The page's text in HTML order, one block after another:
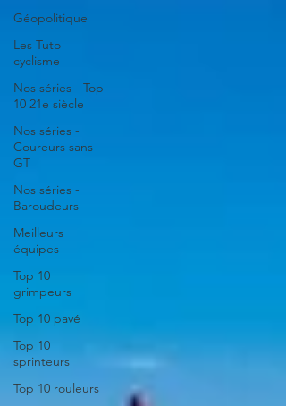
Géopolitique
Les Tuto
cyclisme
Nos séries - Top
10 21e siècle
Nos séries -
Coureurs sans
GT
Nos séries -
Baroudeurs
Meilleurs
équipes
Top 10
grimpeurs
Top 10 pavé
Top 10
sprinteurs
Top 10 rouleurs